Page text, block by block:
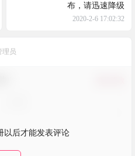
布，请迅速降级
2020-2-6 17:02:32
理员
以后才能发表评论